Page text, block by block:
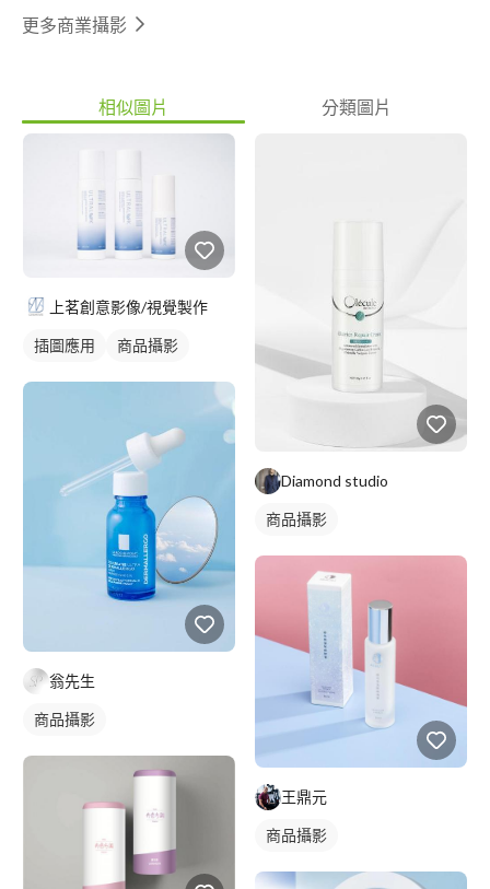
更多商業攝影
相似圖片 分類圖片
上茗創意影像/視覺製作
插圖應用 商品攝影
翁先生
商品攝影
Diamond studio
商品攝影
王鼎元
商品攝影